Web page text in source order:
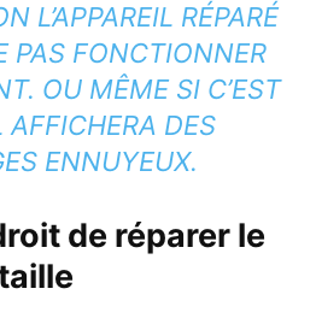
L’APPAREIL RÉPARÉ
PAS FONCTIONNER
OU MÊME SI C’EST
AFFICHERA DES
ENNUYEUX.
de réparer le